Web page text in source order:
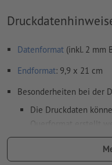
Datenformat (inkl. 2 mm
Endformat: 9,9 x 21 cm
Besonderheiten bei der
Die Druckdaten
Querformat erstellt
entsprechend an.
damit das Motiv